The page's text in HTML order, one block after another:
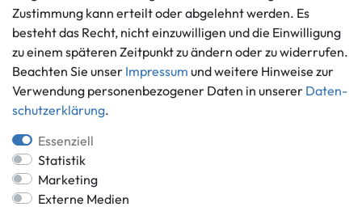
Informationen
Über uns
Häufig gestellte Fragen
Zahlung und Versand
Zahlungsmöglichkeiten
Zustimmung kann erteilt oder abgelehnt werden. Es
besteht das Recht, nicht einzuwilligen und die Einwilligung
zu einem späteren Zeitpunkt zu ändern oder zu widerrufen.
Beachten Sie unser Impressum und weitere Hinweise zur
Verwendung personenbezogener Daten in unserer Daten­
schutz­erklärung.
Essenziell
Statistik
Marketing
Externe Medien